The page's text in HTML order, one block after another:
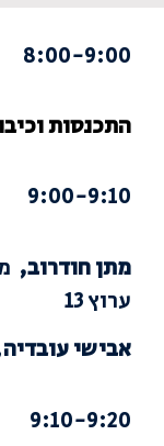
8:00-9:00
התכנסות
9:00-9:10
מתן חודרוב,
ערוץ 13
אבישי עובדיה
9:10-9:20